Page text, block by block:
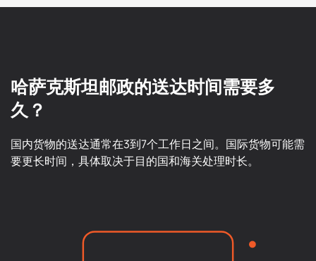
哈萨克斯坦邮政的送达时间需要多
久？
国内货物的送达通常在3到7个工作日之间。国际货物可能需
要更长时间，具体取决于目的国和海关处理时长。